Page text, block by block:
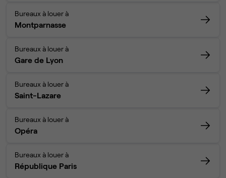
Bureaux à louer à
Montparnasse
Bureaux à louer à
Gare de Lyon
Bureaux à louer à
Saint-Lazare
Bureaux à louer à
Opéra
Bureaux à louer à
République Paris